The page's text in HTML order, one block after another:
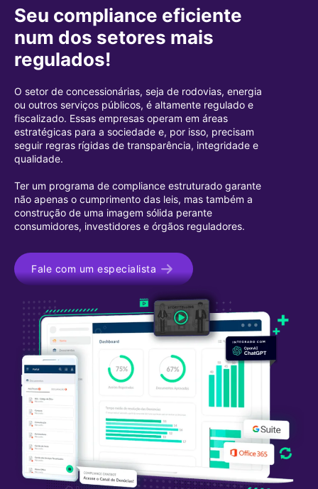
Seu compliance eficiente
num dos setores mais
regulados!
O setor de concessionárias, seja de rodovias, energia
ou outros serviços públicos, é altamente regulado e
fiscalizado. Essas empresas operam em áreas
estratégicas para a sociedade e, por isso, precisam
seguir regras rígidas de transparência, integridade e
qualidade.
Ter um programa de compliance estruturado garante
não apenas o cumprimento das leis, mas também a
construção de uma imagem sólida perante
consumidores, investidores e órgãos reguladores.
Fale com um especialista